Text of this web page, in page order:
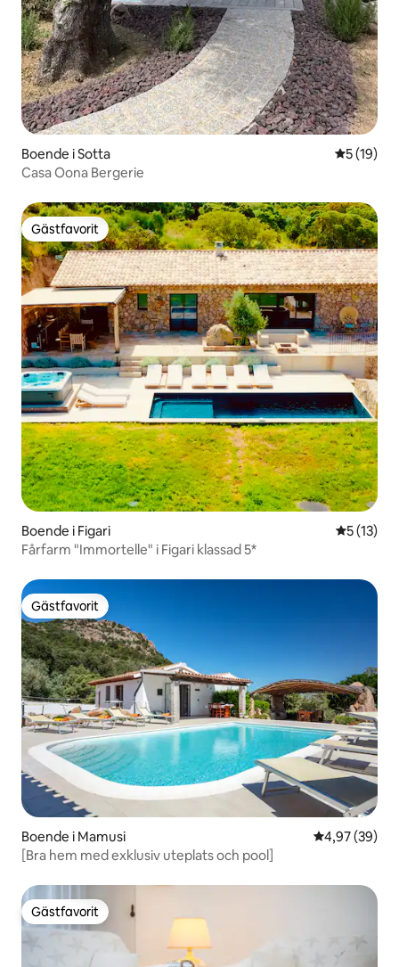
Boende i Sotta 5 av 5 i
5 (19)
Casa Oona Bergerie
Gästfavorit
Gästfavorit
Boende i Figari 5 av 5 i
5 (13)
Fårfarm "Immortelle" i Figari klassad 5*
Gästfavorit
Gästfavorit
Boende i Mamusi 4,97 av 5 i
4,97 (39)
[Bra hem med exklusiv uteplats och pool]
Gästfavorit
Gästfavorit